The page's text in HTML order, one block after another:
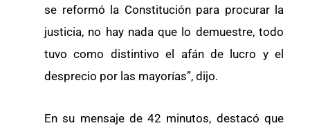
se reformó la Constitución para procurar la
justicia, no hay nada que lo demuestre, todo
tuvo como distintivo el afán de lucro y el
desprecio por las mayorías”, dijo.
En su mensaje de 42 minutos, destacó que